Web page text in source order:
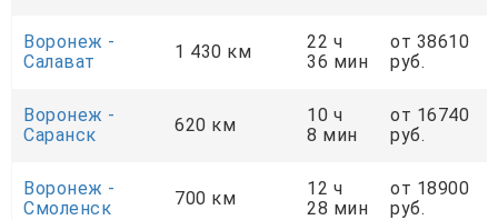
Воронеж -
Салават
1 430 км
22 ч
36 мин
от 38610
руб.
Воронеж -
Саранск
620 км
10 ч
8 мин
от 16740
руб.
Воронеж -
Смоленск
700 км
12 ч
28 мин
от 18900
руб.